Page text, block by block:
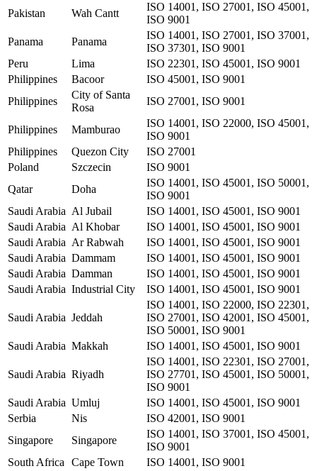
Pakistan
Wah Cantt
ISO 14001, ISO 27001, ISO 45001,
ISO 9001
Panama
Panama
ISO 14001, ISO 27001, ISO 37001,
ISO 37301, ISO 9001
Peru
Lima
ISO 22301, ISO 45001, ISO 9001
Philippines
Bacoor
ISO 45001, ISO 9001
Philippines
City of Santa
Rosa
ISO 27001, ISO 9001
Philippines Mamburao
ISO 14001, ISO 22000, ISO 45001,
ISO 9001
Philippines
Quezon City
ISO 27001
Poland
Szczecin
ISO 9001
Qatar
Doha
ISO 14001, ISO 45001, ISO 50001,
ISO 9001
Saudi Arabia Al Jubail
ISO 14001, ISO 45001, ISO 9001
Saudi Arabia Al Khobar
ISO 14001, ISO 45001, ISO 9001
Saudi Arabia Ar Rabwah
ISO 14001, ISO 45001, ISO 9001
Saudi Arabia Dammam
ISO 14001, ISO 45001, ISO 9001
Saudi Arabia Damman
ISO 14001, ISO 45001, ISO 9001
Saudi Arabia Industrial City ISO 14001, ISO 45001, ISO 9001
Saudi Arabia Jeddah
ISO 14001, ISO 22000, ISO 22301,
ISO 27001, ISO 42001, ISO 45001,
ISO 50001, ISO 9001
Saudi Arabia Makkah ISO 14001, ISO 45001, ISO 9001
Saudi Arabia Riyadh
ISO 14001, ISO 22301, ISO 27001,
ISO 27701, ISO 45001, ISO 50001,
ISO 9001
Saudi Arabia Umluj
ISO 14001, ISO 45001, ISO 9001
Serbia
Nis
ISO 42001, ISO 9001
Singapore
Singapore
ISO 14001, ISO 37001, ISO 45001,
ISO 9001
South Africa
Cape Town
ISO 14001, ISO 9001